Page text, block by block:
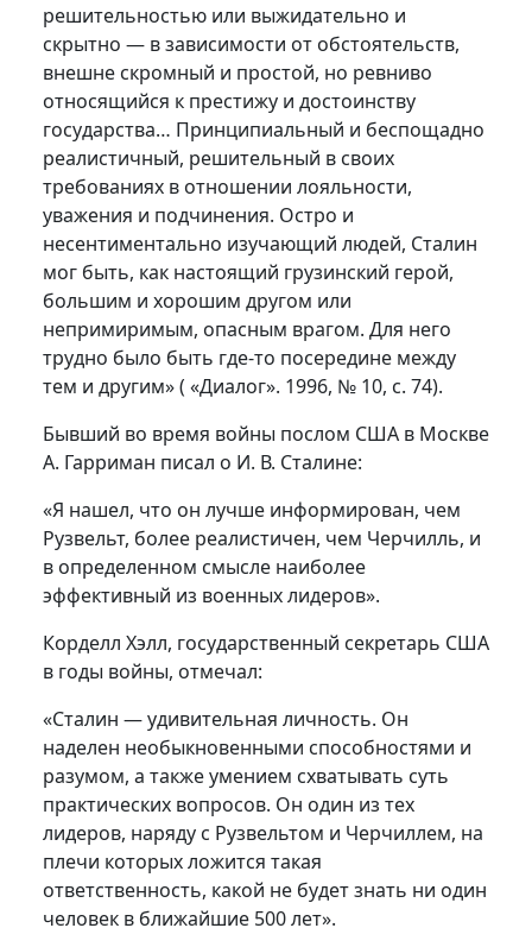
решительностью или выжидательно и
скрытно — в зависимости от обстоятельств,
внешне скромный и простой, но ревниво
относящийся к престижу и достоинству
государства… Принципиальный и беспощадно
реалистичный, решительный в своих
требованиях в отношении лояльности,
уважения и подчинения. Остро и
несентиментально изучающий людей, Сталин
мог быть, как настоящий грузинский герой,
большим и хорошим другом или
непримиримым, опасным врагом. Для него
трудно было быть где-то посередине между
тем и другим» ( «Диалог». 1996, № 10, с. 74).
Бывший во время войны послом США в Москве
А. Гарриман писал о И. В. Сталине:
«Я нашел, что он лучше информирован, чем
Рузвельт, более реалистичен, чем Черчилль, и
в определенном смысле наиболее
эффективный из военных лидеров».
Корделл Хэлл, государственный секретарь США
в годы войны, отмечал:
«Сталин — удивительная личность. Он
наделен необыкновенными способностями и
разумом, а также умением схватывать суть
практических вопросов. Он один из тех
лидеров, наряду с Рузвельтом и Черчиллем, на
плечи которых ложится такая
ответственность, какой не будет знать ни один
человек в ближайшие 500 лет».